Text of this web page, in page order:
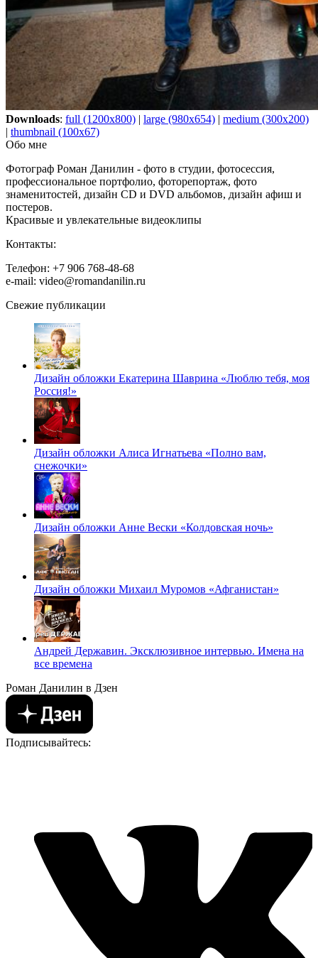
Downloads: full (1200x800) | large (980x654) | medium (300x200)
| thumbnail (100x67)
Обо мне
Фотограф Роман Данилин - фото в студии, фотосессия,
профессиональное портфолио, фоторепортаж, фото
знаменитостей, дизайн CD и DVD альбомов, дизайн афиш и
постеров.
Красивые и увлекательные видеоклипы
Контакты:
Телефон: +7 906 768-48-68
e-mail: video@romandanilin.ru
Свежие публикации
Дизайн обложки Екатерина Шаврина «Люблю тебя, моя
Россия!»
Дизайн обложки Алиса Игнатьева «Полно вам,
снежочки»
Дизайн обложки Анне Вески «Колдовская ночь»
Дизайн обложки Михаил Муромов «Афганистан»
Андрей Державин. Эксклюзивное интервью. Имена на
все времена
Роман Данилин в Дзен
Подписывайтесь: